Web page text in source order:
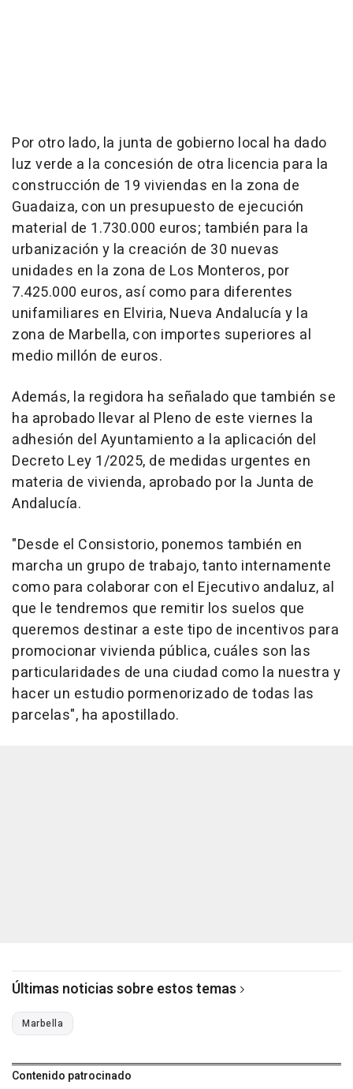
Por otro lado, la junta de gobierno local ha dado
luz verde a la concesión de otra licencia para la
construcción de 19 viviendas en la zona de
Guadaiza, con un presupuesto de ejecución
material de 1.730.000 euros; también para la
urbanización y la creación de 30 nuevas
unidades en la zona de Los Monteros, por
7.425.000 euros, así como para diferentes
unifamiliares en Elviria, Nueva Andalucía y la
zona de Marbella, con importes superiores al
medio millón de euros.
Además, la regidora ha señalado que también se
ha aprobado llevar al Pleno de este viernes la
adhesión del Ayuntamiento a la aplicación del
Decreto Ley 1/2025, de medidas urgentes en
materia de vivienda, aprobado por la Junta de
Andalucía.
"Desde el Consistorio, ponemos también en
marcha un grupo de trabajo, tanto internamente
como para colaborar con el Ejecutivo andaluz, al
que le tendremos que remitir los suelos que
queremos destinar a este tipo de incentivos para
promocionar vivienda pública, cuáles son las
particularidades de una ciudad como la nuestra y
hacer un estudio pormenorizado de todas las
parcelas", ha apostillado.
Últimas noticias sobre estos temas
Marbella
Contenido patrocinado